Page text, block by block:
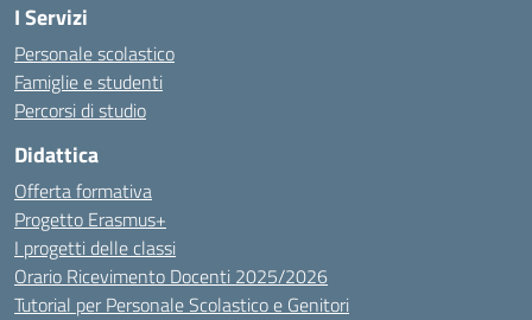
I Servizi
Personale scolastico
Famiglie e studenti
Percorsi di studio
Didattica
Offerta formativa
Progetto Erasmus+
I progetti delle classi
Orario Ricevimento Docenti 2025/2026
Tutorial per Personale Scolastico e Genitori